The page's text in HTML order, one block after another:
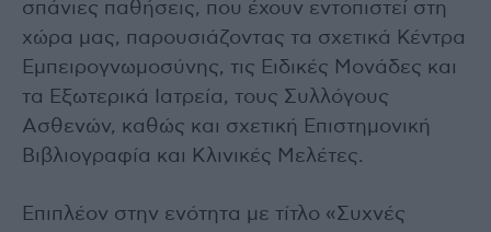
σπάνιες παθήσεις, που έχουν εντοπιστεί στη
χώρα μας, παρουσιάζοντας τα σχετικά Κέντρα
Εμπειρογνωμοσύνης, τις Ειδικές Μονάδες και
τα Εξωτερικά Ιατρεία, τους Συλλόγους
Ασθενών, καθώς και σχετική Επιστημονική
Βιβλιογραφία και Κλινικές Μελέτες.
Επιπλέον στην ενότητα με τίτλο «Συχνές